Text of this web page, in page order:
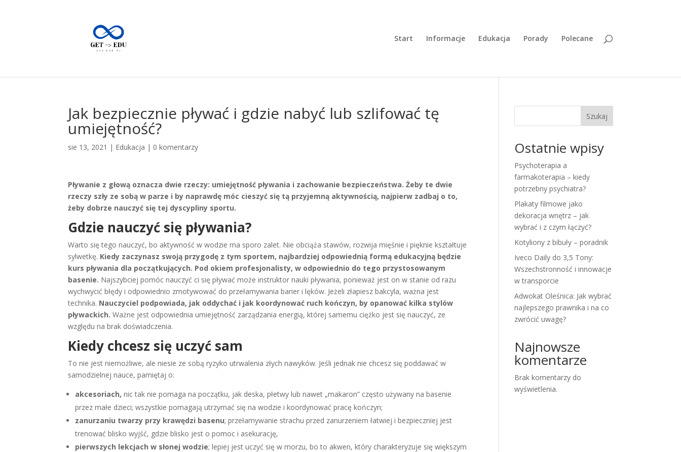
Start Informacje Edukacja Porady Polecane
Jak bezpiecznie pływać i gdzie nabyć lub szlifować tę
umiejętność?
sie 13, 2021 | Edukacja | 0 komentarzy
Pływanie z głową oznacza dwie rzeczy: umiejętność pływania i zachowanie bezpieczeństwa. Żeby te dwie
rzeczy szły ze sobą w parze i by naprawdę móc cieszyć się tą przyjemną aktywnością, najpierw zadbaj o to,
żeby dobrze nauczyć się tej dyscypliny sportu.
Gdzie nauczyć się pływania?
Warto się tego nauczyć, bo aktywność w wodzie ma sporo zalet. Nie obciąża stawów, rozwija mięśnie i pięknie kształtuje
sylwetkę. Kiedy zaczynasz swoją przygodę z tym sportem, najbardziej odpowiednią formą edukacyjną będzie
kurs pływania dla początkujących. Pod okiem profesjonalisty, w odpowiednio do tego przystosowanym
basenie. Najszybciej pomóc nauczyć ci się pływać może instruktor nauki pływania, ponieważ jest on w stanie od razu
wychwycić błędy i odpowiednio zmotywować do przełamywania barier i lęków. Jeżeli złapiesz bakcyla, ważna jest
technika. Nauczyciel podpowiada, jak oddychać i jak koordynować ruch kończyn, by opanować kilka stylów
pływackich. Ważne jest odpowiednia umiejętność zarządzania energią, której samemu ciężko jest się nauczyć, ze
względu na brak doświadczenia.
Kiedy chcesz się uczyć sam
To nie jest niemożliwe, ale niesie ze sobą ryzyko utrwalenia złych nawyków. Jeśli jednak nie chcesz się poddawać w
samodzielnej nauce, pamiętaj o:
akcesoriach, nic tak nie pomaga na początku, jak deska, płetwy lub nawet „makaron” często używany na basenie
przez małe dzieci; wszystkie pomagają utrzymać się na wodzie i koordynować pracę kończyn;
zanurzaniu twarzy przy krawędzi basenu; przełamywanie strachu przed zanurzeniem łatwiej i bezpieczniej jest
trenować blisko wyjść, gdzie blisko jest o pomoc i asekurację,
pierwszych lekcjach w słonej wodzie; lepiej jest uczyć się w morzu, bo to akwen, który charakteryzuje się większym
Szukaj
Ostatnie wpisy
Psychoterapia a
farmakoterapia – kiedy
potrzebny psychiatra?
Plakaty filmowe jako
dekoracja wnętrz – jak
wybrać i z czym łączyć?
Kotyliony z bibuły – poradnik
Iveco Daily do 3,5 Tony:
Wszechstronność i innowacje
w transporcie
Adwokat Oleśnica: Jak wybrać
najlepszego prawnika i na co
zwrócić uwagę?
Najnowsze
komentarze
Brak komentarzy do
wyświetlenia.